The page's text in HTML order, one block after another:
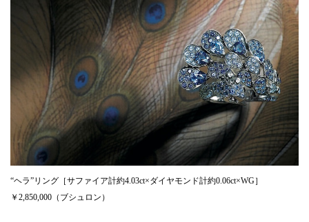
“ヘラ”リング［サファイア計約4.03ct×ダイヤモンド計約0.06ct×WG］
￥2,850,000（ブシュロン）